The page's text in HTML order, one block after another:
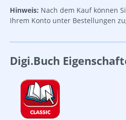
Hinweis: Nach dem Kauf können
Ihrem Konto unter Bestellungen
Digi.Buch